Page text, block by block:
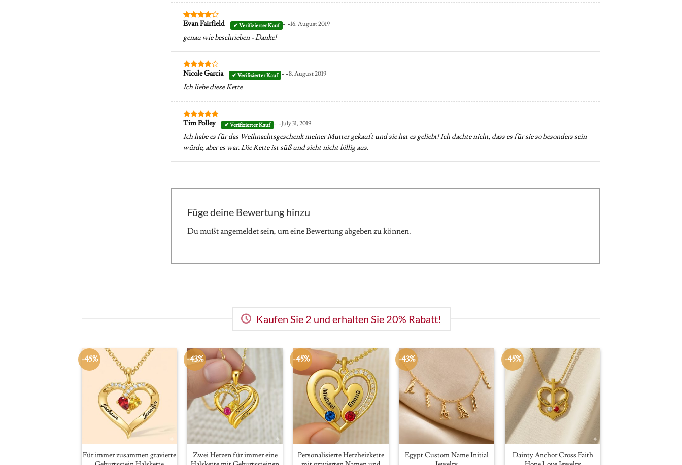
Bewertet
von 5
Evan Fairfield - -16. August 2019
genau wie beschrieben - Danke!
Bewertet
von 5
Nicole Garcia - -8. August 2019
Ich liebe diese Kette
Bewertet
5
Tim Polley - -July 31, 2019
Ich habe es für das Weihnachtsgeschenk meiner Mutter gekauft und sie hat es geliebt! Ich dachte nicht, dass es für sie so besonders sein
würde, aber es war. Die Kette ist süß und sieht nicht billig aus.
Füge deine Bewertung hinzu
Du mußtangemeldetsein, um eine Bewertung abgeben zu können.
Kaufen Sie 2 und erhalten Sie 20% Rabatt!
-45%
Für immer zusammen gravierte
-43%
Zwei Herzen für immer eine
-45%
Personalisierte Herzheizkette
-43%
Egypt Custom Name Initial
-45%
Dainty Anchor Cross Faith